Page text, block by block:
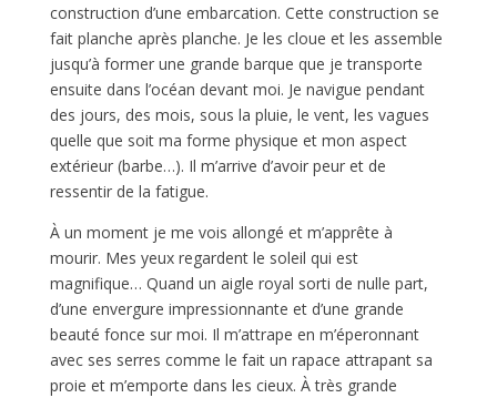
construction d’une embarcation. Cette construction se
fait planche après planche. Je les cloue et les assemble
jusqu’à former une grande barque que je transporte
ensuite dans l’océan devant moi. Je navigue pendant
des jours, des mois, sous la pluie, le vent, les vagues
quelle que soit ma forme physique et mon aspect
extérieur (barbe…). Il m’arrive d’avoir peur et de
ressentir de la fatigue.
À un moment je me vois allongé et m’apprête à
mourir. Mes yeux regardent le soleil qui est
magnifique… Quand un aigle royal sorti de nulle part,
d’une envergure impressionnante et d’une grande
beauté fonce sur moi. Il m’attrape en m’éperonnant
avec ses serres comme le fait un rapace attrapant sa
proie et m’emporte dans les cieux. À très grande